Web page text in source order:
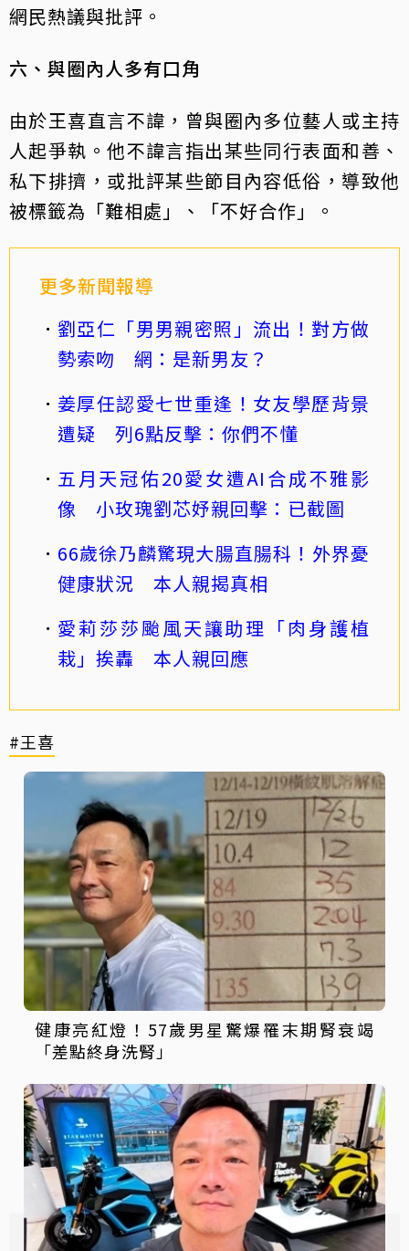
網民熱議與批評。
六、與圈內人多有口角
由於王喜直言不諱，曾與圈內多位藝人或主持
人起爭執。他不諱言指出某些同行表面和善、
私下排擠，或批評某些節目內容低俗，導致他
被標籤為「難相處」、「不好合作」。
更多新聞報導
劉亞仁「男男親密照」流出！對方做
勢索吻 網：是新男友？
姜厚任認愛七世重逢！女友學歷背景
遭疑 列6點反擊：你們不懂
五月天冠佑20愛女遭AI合成不雅影
像 小玫瑰劉芯妤親回擊：已截圖
66歲徐乃麟驚現大腸直腸科！外界憂
健康狀況 本人親揭真相
愛莉莎莎颱風天讓助理「肉身護植
栽」挨轟 本人親回應
#王喜
健康亮紅燈！57歲男星驚爆罹末期腎衰竭
「差點終身洗腎」